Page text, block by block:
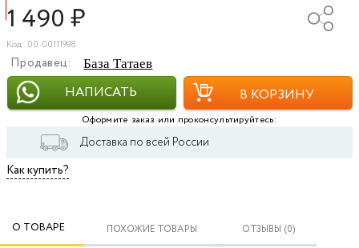
1 490₽
Код: 00-00111998
Продавец: База Татаев
НАПИСАТЬ В КОРЗИНУ
Оформите заказ или проконсультируйтесь:
Доставка по всей России
Как купить?
О ТОВАРЕ ПОХОЖИЕ ТОВАРЫ ОТЗЫВЫ (0)